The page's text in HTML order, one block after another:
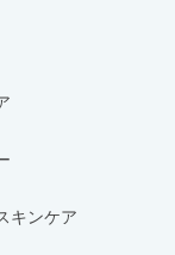
キンケア